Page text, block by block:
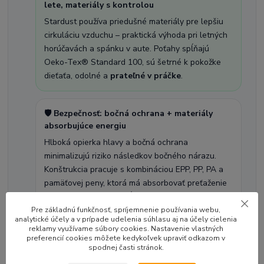
lete, materiály s kontrolou
Stardust používa priedušné materiály pre lepšiu
cirkuláciu vzduchu – praktická výhoda pri letných
horúčavách a spánku v aute. Poťahy spĺňajú
Oeko-Tex® Standard 100, sú šetrné k pokožke
dieťaťa, odolné a prateľné v práčke.
🛡️ Bezpečnosť: bočná ochrana + materiály
absorbujúce energiu
Hlboká opierka hlavy a bočná ochrana
minimalizujú riziko následkov bočného nárazu.
Konštrukcia pracuje s kombináciou EPP, PP, PA a
pamäťovej peny, ktorá má absorbovať preťaženie
(ECE R129) a je kompletne vyrábaný v Európe.
🧩 Premyslené detaily pre rast: priestor,
Pre základnú funkčnosť, spríjemnenie používania webu,
analytické účely a v prípade udelenia súhlasu aj na účely cielenia
reklamy využívame súbory cookies. Nastavenie vlastných
preferencií cookies môžete kedykoľvek upraviť odkazom v
spodnej časti stránok.